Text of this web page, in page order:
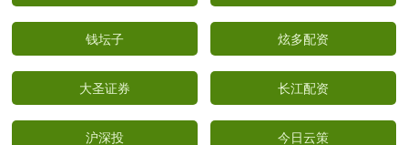
钱坛子 炫多配资
大圣证券 长江配资
沪深投 今日云策